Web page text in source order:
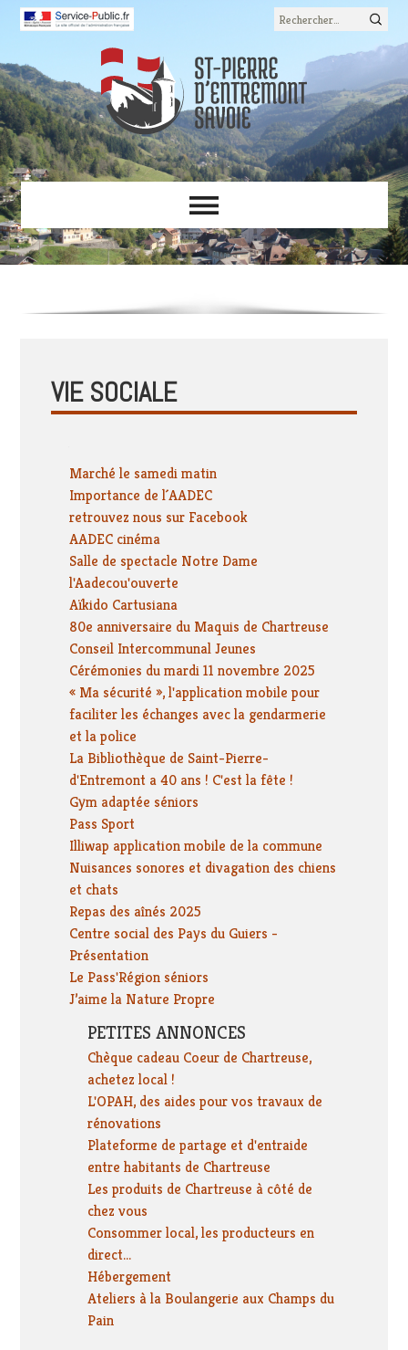
VIE SOCIALE
Marché le samedi matin
Importance de l´AADEC
retrouvez nous sur Facebook
AADEC cinéma
Salle de spectacle Notre Dame
l'Aadecou'ouverte
Aïkido Cartusiana
80e anniversaire du Maquis de Chartreuse
Conseil Intercommunal Jeunes
Cérémonies du mardi 11 novembre 2025
« Ma sécurité », l'application mobile pour
faciliter les échanges avec la gendarmerie
et la police
La Bibliothèque de Saint-Pierre-
d'Entremont a 40 ans ! C'est la fête !
Gym adaptée séniors
Pass Sport
Illiwap application mobile de la commune
Nuisances sonores et divagation des chiens
et chats
Repas des aînés 2025
Centre social des Pays du Guiers -
Présentation
Le Pass'Région séniors
J’aime la Nature Propre
PETITES ANNONCES
Chèque cadeau Coeur de Chartreuse,
achetez local !
L'OPAH, des aides pour vos travaux de
rénovations
Plateforme de partage et d'entraide
entre habitants de Chartreuse
Les produits de Chartreuse à côté de
chez vous
Consommer local, les producteurs en
direct...
Hébergement
Ateliers à la Boulangerie aux Champs du
Pain